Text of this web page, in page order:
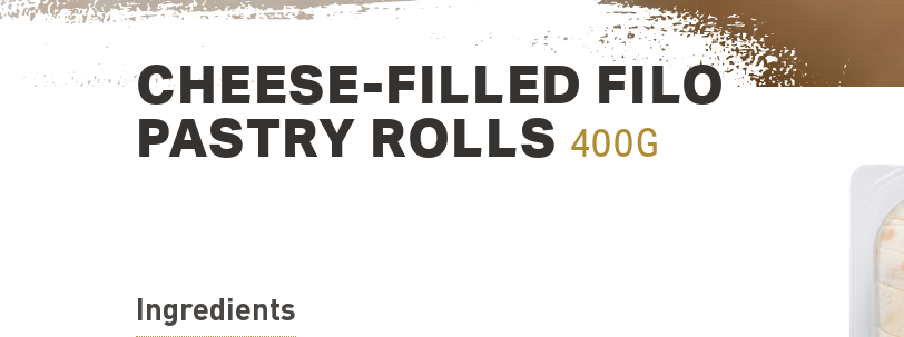
CHEESE-FILLED FILO
PASTRY ROLLS 400G
Ingredients